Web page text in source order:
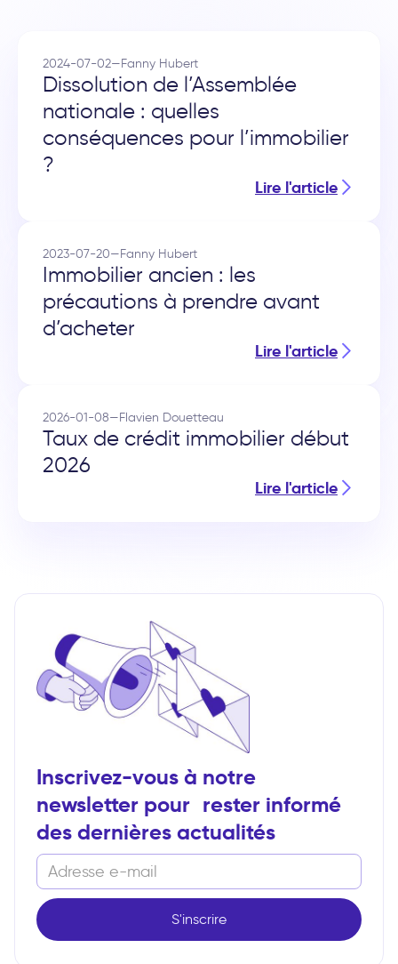
2024-07-02—Fanny Hubert
Dissolution de l’Assemblée
nationale : quelles
conséquences pour l’immobilier
?
Lire l'article
2023-07-20—Fanny Hubert
Immobilier ancien : les
précautions à prendre avant
d’acheter
Lire l'article
2026-01-08—Flavien Douetteau
Taux de crédit immobilier début
2026
Lire l'article
Inscrivez-vous à notre
newsletter pour rester informé
des dernières actualités